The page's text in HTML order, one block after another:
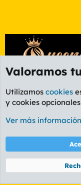
Foro General
Cookies
PL
Community platform by
Valoramos
Utilizamos cookies
y cookies
Ver más